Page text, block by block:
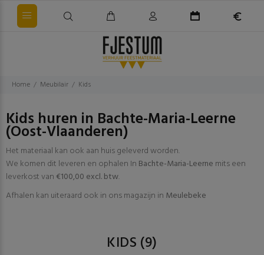
Home Meubilair Kids
Kids huren in Bachte-Maria-Leerne
(Oost-Vlaanderen)
Het materiaal kan ook aan huis geleverd worden.
We komen dit leveren en ophalen In Bachte-Maria-Leerne mits een
leverkost van€100,00 excl. btw.
Afhalen kan uiteraard ook in ons magazijn in Meulebeke
KIDS (9)